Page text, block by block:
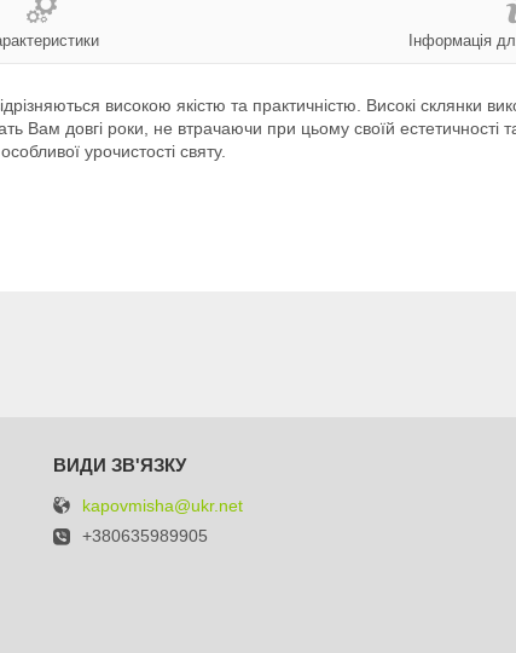
Інформація
високою якістю та практичністю. Високі склянки
Вам довгі роки, не втрачаючи при цьому своїй естетичності
урочистості святу.
kapovmisha@ukr.net
+380635989905